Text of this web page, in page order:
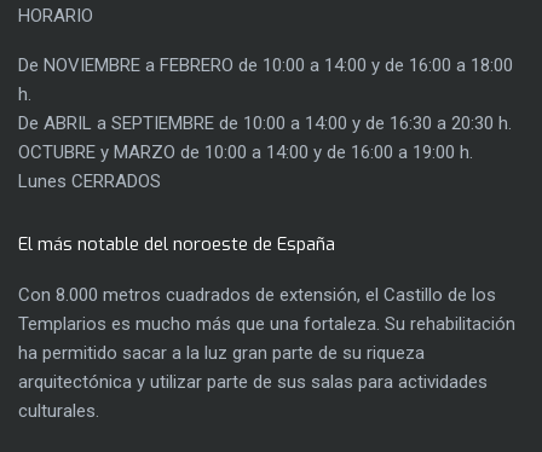
HORARIO
De NOVIEMBRE a FEBRERO de 10:00 a 14:00 y de 16:00 a 18:00
h.
De ABRIL a SEPTIEMBRE de 10:00 a 14:00 y de 16:30 a 20:30 h.
OCTUBRE y MARZO de 10:00 a 14:00 y de 16:00 a 19:00 h.
Lunes CERRADOS
El más notable del noroeste de España
Con 8.000 metros cuadrados de extensión, el Castillo de los
Templarios es mucho más que una fortaleza. Su rehabilitación
ha permitido sacar a la luz gran parte de su riqueza
arquitectónica y utilizar parte de sus salas para actividades
culturales.